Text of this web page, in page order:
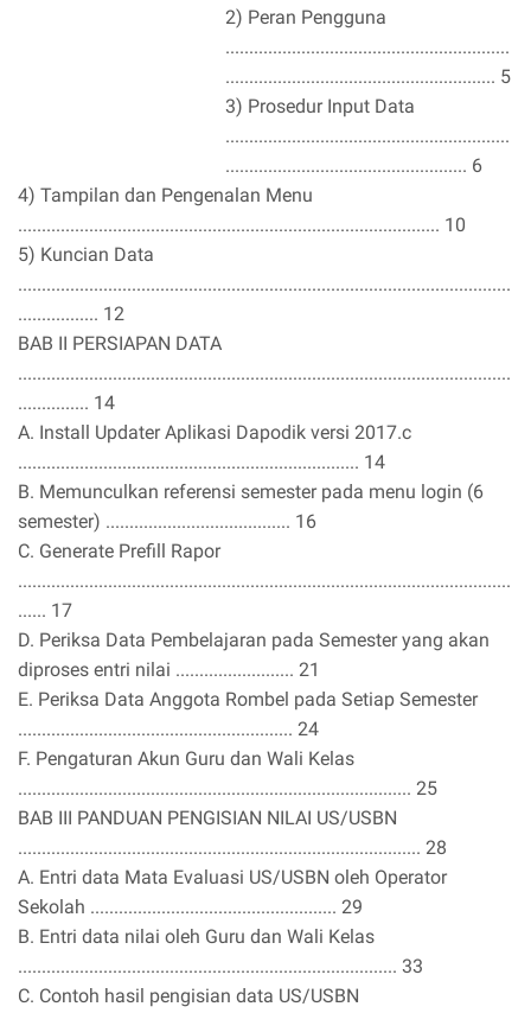
2) Peran Pengguna
............................................................
......................................................... 5
3) Prosedur Input Data
............................................................
................................................... 6
4) Tampilan dan Pengenalan Menu
......................................................................................... 10
5) Kuncian Data
........................................................................................................
................. 12
BAB II PERSIAPAN DATA
........................................................................................................
............... 14
A. Install Updater Aplikasi Dapodik versi 2017.c
........................................................................ 14
B. Memunculkan referensi semester pada menu login (6
semester) ....................................... 16
C. Generate Prefill Rapor
........................................................................................................
...... 17
D. Periksa Data Pembelajaran pada Semester yang akan
diproses entri nilai ......................... 21
E. Periksa Data Anggota Rombel pada Setiap Semester
.......................................................... 24
F. Pengaturan Akun Guru dan Wali Kelas
................................................................................... 25
BAB III PANDUAN PENGISIAN NILAI US/USBN
..................................................................................... 28
A. Entri data Mata Evaluasi US/USBN oleh Operator
Sekolah .................................................... 29
B. Entri data nilai oleh Guru dan Wali Kelas
................................................................................ 33
C. Contoh hasil pengisian data US/USBN